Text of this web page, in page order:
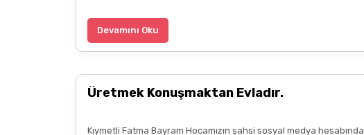
Devamını Oku
Üretmek Konuşmaktan Evladır.
Kıymetli Fatma Bayram Hocamızın şahsi sosyal medya